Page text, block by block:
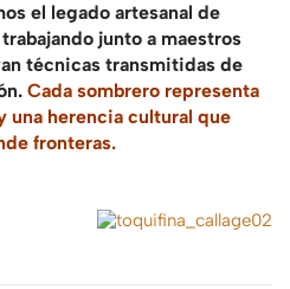
el legado artesanal de
junto a maestros
técnicas transmitidas de
Cada sombrero representa
herencia cultural que
fronteras.